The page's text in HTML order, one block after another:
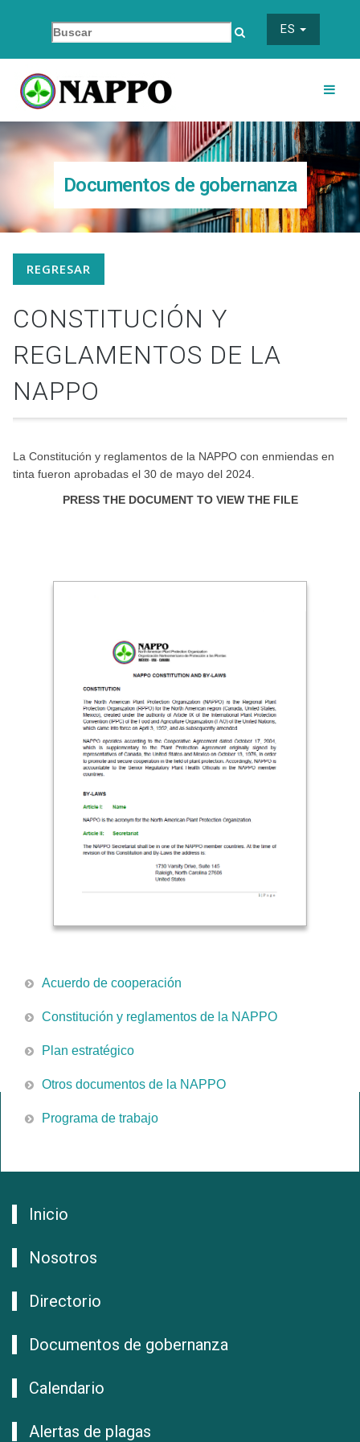
ES
Documentos de gobernanza
REGRESAR
CONSTITUCIÓN Y
REGLAMENTOS DE LA
NAPPO
La Constitución y reglamentos de la NAPPO con enmiendas en
tinta fueron aprobadas el 30 de mayo del 2024.
PRESS THE DOCUMENT TO VIEW THE FILE
Acuerdo de cooperación
Constitución y reglamentos de la NAPPO
Plan estratégico
Otros documentos de la NAPPO
Programa de trabajo
Inicio
Nosotros
Directorio
Documentos de gobernanza
Calendario
Alertas de plagas